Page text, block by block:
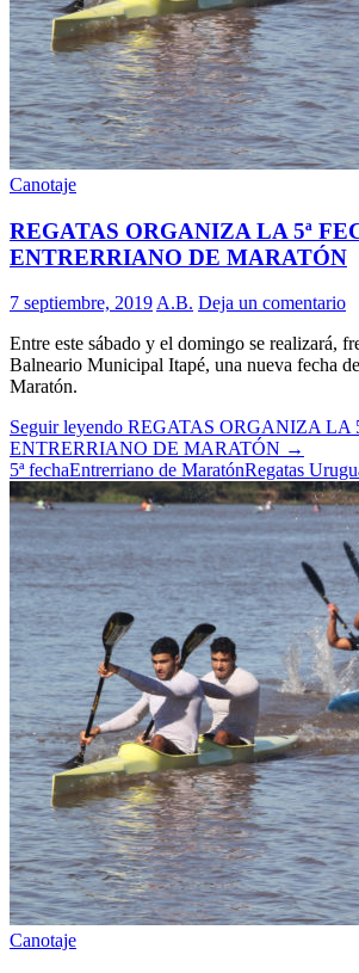
Canotaje
REGATAS ORGANIZA LA 5ª
ENTRERRIANO DE MARATÓN
7 septiembre, 2019A.B. Deja un comentario
Entre este sábado y el domingo se realizará,
Balneario Municipal Itapé, una nueva fecha
Maratón.
Seguir leyendo REGATAS ORGANIZA LA
ENTRERRIANO DE MARATÓN →
5ª fechaEntrerriano de MaratónRegatas
Canotaje